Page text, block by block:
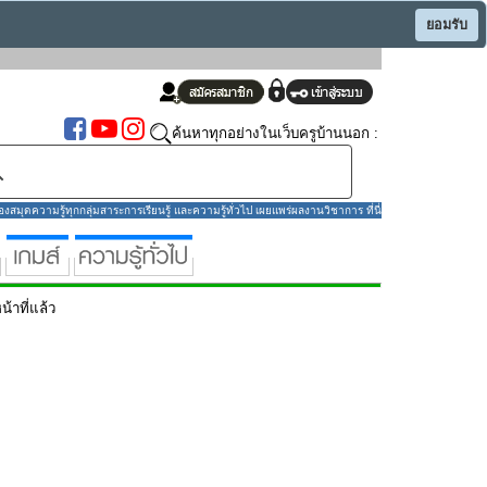
ยอมรับ
ค้นหาทุกอย่างในเว็บครูบ้านนอก :
มุดความรู้ทุกกลุ่มสาระการเรียนรู้ และความรู้ทั่วไป เผยแพร่ผลงานวิชาการ ที่นี่
าที่แล้ว